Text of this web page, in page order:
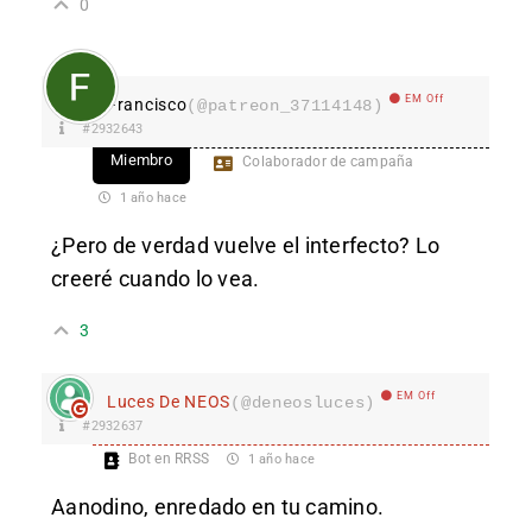
0
Francisco(@patreon_37114148) EM Off
#2932643
Miembro Colaborador de campaña
1 año hace
¿Pero de verdad vuelve el interfecto? Lo
creeré cuando lo vea.
3
Luces De NEOS(@deneosluces) EM Off
#2932637
Bot en RRSS 1 año hace
Aanodino, enredado en tu camino.